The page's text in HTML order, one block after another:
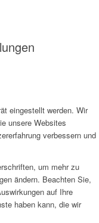
eingestellt werden. Wir
unsere Websites
verbessern und
um mehr zu
ändern. Beachten Sie,
auf Ihre
haben kann, die wir